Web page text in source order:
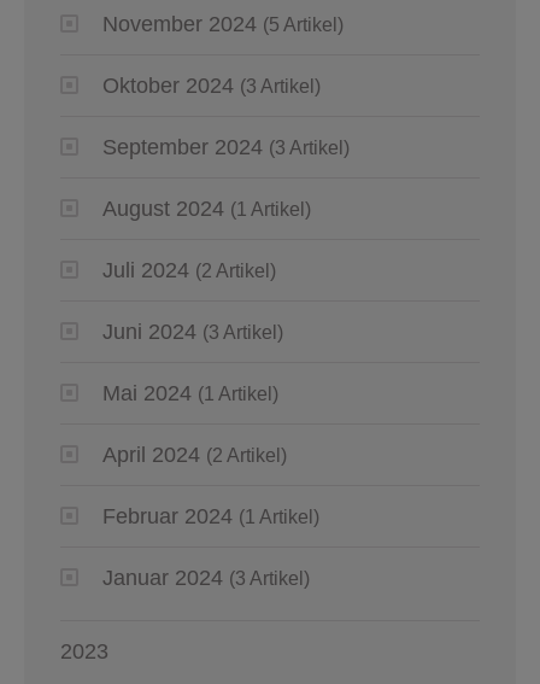
November 2024 (5 Artikel)
Oktober 2024 (3 Artikel)
September 2024 (3 Artikel)
August 2024 (1 Artikel)
Juli 2024 (2 Artikel)
Juni 2024 (3 Artikel)
Mai 2024 (1 Artikel)
April 2024 (2 Artikel)
Februar 2024 (1 Artikel)
Januar 2024 (3 Artikel)
2023